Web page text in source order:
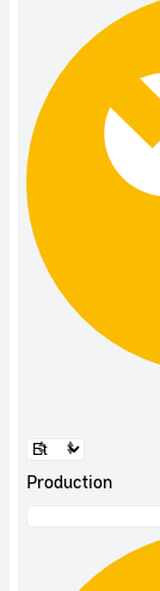
Production